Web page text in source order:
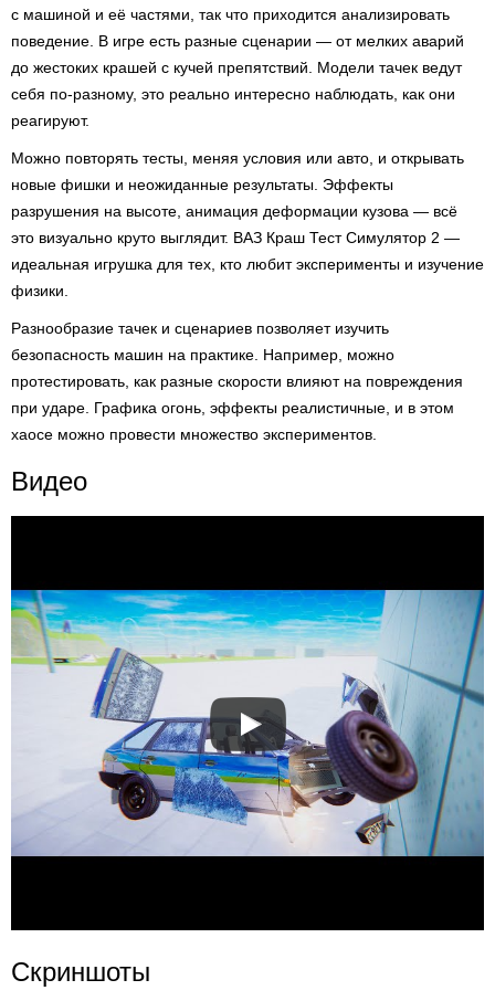
с машиной и её частями, так что приходится анализировать
поведение. В игре есть разные сценарии — от мелких аварий
до жестоких крашей с кучей препятствий. Модели тачек ведут
себя по-разному, это реально интересно наблюдать, как они
реагируют.
Можно повторять тесты, меняя условия или авто, и открывать
новые фишки и неожиданные результаты. Эффекты
разрушения на высоте, анимация деформации кузова — всё
это визуально круто выглядит. ВАЗ Краш Тест Симулятор 2 —
идеальная игрушка для тех, кто любит эксперименты и изучение
физики.
Разнообразие тачек и сценариев позволяет изучить
безопасность машин на практике. Например, можно
протестировать, как разные скорости влияют на повреждения
при ударе. Графика огонь, эффекты реалистичные, и в этом
хаосе можно провести множество экспериментов.
Видео
Скриншоты